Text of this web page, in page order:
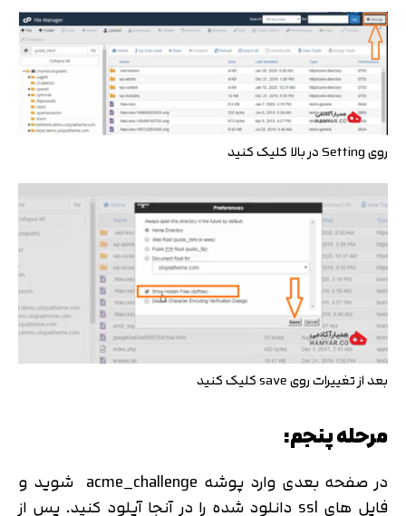
روی Setting در بالا کلیک کنید
بعد از تغییرات روی save کلیک کنید
مرحله پنجم:
در صفحه بعدی وارد پوشه acme_challenge شوید و
فایل های ssl دانلود شده را در آنجا آپلود کنید. پس از